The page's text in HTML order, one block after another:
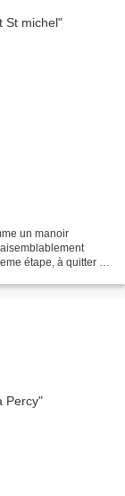
un manoir
étape, à quitter la